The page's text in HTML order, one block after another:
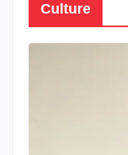
Culture